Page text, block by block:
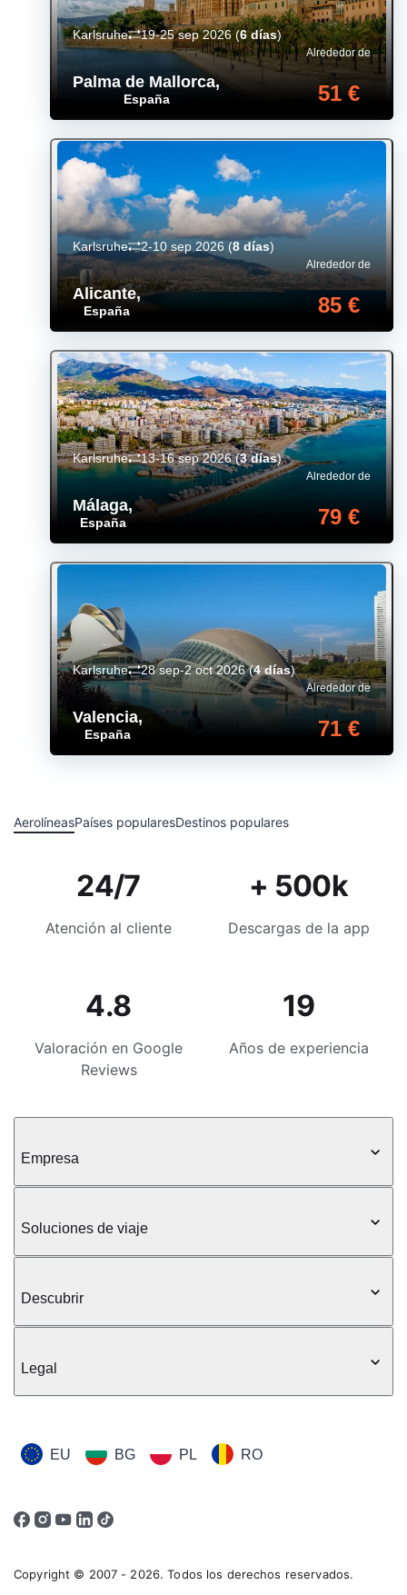
Palma de Mallorca,
España
Alrededor de
51 €
Karlsruhe 19-25 sep 2026(6 días)
Alicante,
España
Alrededor de
85 €
Karlsruhe 2-10 sep 2026 (8 días)
Málaga,
España
Alrededor de
79 €
Karlsruhe 13-16 sep 2026(3 días)
Valencia,
España
Alrededor de
71 €
Karlsruhe 28 sep-2 oct 2026(4 días)
AerolíneasPaíses popularesDestinos populares
24/7
Atención al cliente
+ 500k
Descargas de la app
4.8
Valoración en Google
Reviews
19
Años de experiencia
Empresa
Soluciones de viaje
Descubrir
Legal
EU BG PL RO
Copyright © 2007 - 2026. Todos los derechos reservados.